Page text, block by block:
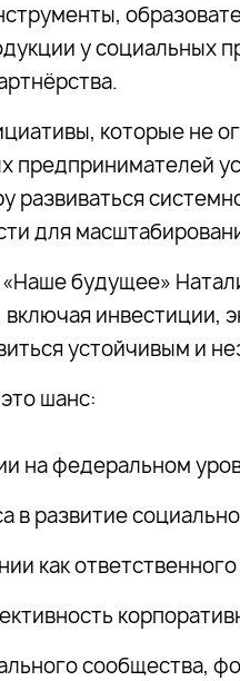
у социальных
которые не
предпринимателей
развиваться
для
будущее»
инвестиции,
устойчивым и
шанс:
на федеральном
в развитие
как
сообщества,